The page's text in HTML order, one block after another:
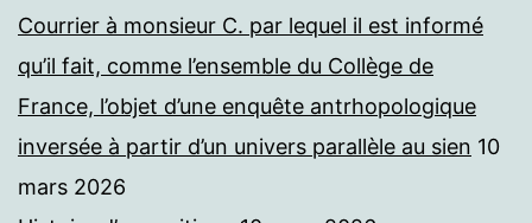
Courrier à monsieur C. par lequel il est informé
qu’il fait, comme l’ensemble du Collège de
France, l’objet d’une enquête antrhopologique
inversée à partir d’un univers parallèle au sien 10
mars 2026